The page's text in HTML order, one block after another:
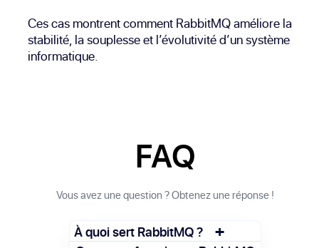
Ces cas montrent comment RabbitMQ améliore la
stabilité, la souplesse et l’évolutivité d’un système
informatique.
FAQ
Vous avez une question ? Obtenez une réponse !
À quoi sert RabbitMQ ? +